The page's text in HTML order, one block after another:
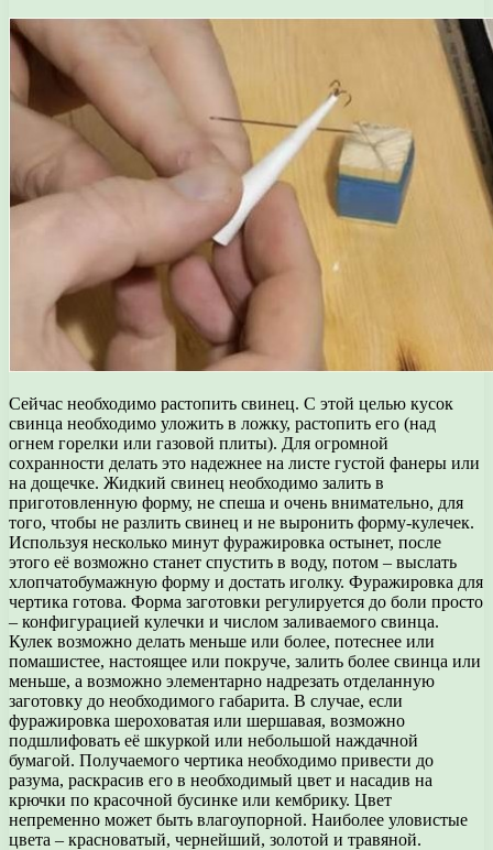
Сейчас необходимо растопить свинец. С этой целью кусок
свинца необходимо уложить в ложку, растопить его (над
огнем горелки или газовой плиты). Для огромной
сохранности делать это надежнее на листе густой фанеры или
на дощечке. Жидкий свинец необходимо залить в
приготовленную форму, не спеша и очень внимательно, для
того, чтобы не разлить свинец и не выронить форму-кулечек.
Используя несколько минут фуражировка остынет, после
этого её возможно станет спустить в воду, потом – выслать
хлопчатобумажную форму и достать иголку. Фуражировка для
чертика готова. Форма заготовки регулируется до боли просто
– конфигурацией кулечки и числом заливаемого свинца.
Кулек возможно делать меньше или более, потеснее или
помашистее, настоящее или покруче, залить более свинца или
меньше, а возможно элементарно надрезать отделанную
заготовку до необходимого габарита. В случае, если
фуражировка шероховатая или шершавая, возможно
подшлифовать её шкуркой или небольшой наждачной
бумагой. Получаемого чертика необходимо привести до
разума, раскрасив его в необходимый цвет и насадив на
крючки по красочной бусинке или кембрику. Цвет
непременно может быть влагоупорной. Наиболее уловистые
цвета – красноватый, чернейший, золотой и травяной.